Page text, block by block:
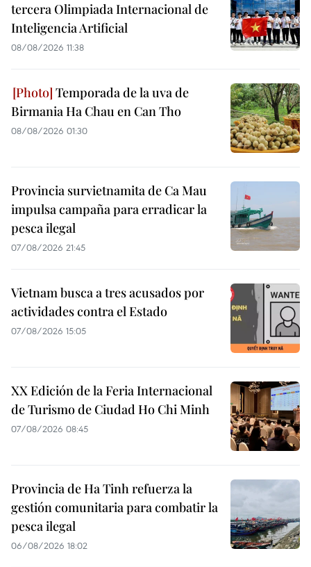
tercera Olimpiada Internacional de
Inteligencia Artificial
08/08/2026 11:38
Temporada de la uva de
Birmania Ha Chau en Can Tho
08/08/2026 01:30
Provincia survietnamita de Ca Mau
impulsa campaña para erradicar la
pesca ilegal
07/08/2026 21:45
Vietnam busca a tres acusados por
actividades contra el Estado
07/08/2026 15:05
XX Edición de la Feria Internacional
de Turismo de Ciudad Ho Chi Minh
07/08/2026 08:45
Provincia de Ha Tinh refuerza la
gestión comunitaria para combatir la
pesca ilegal
06/08/2026 18:02